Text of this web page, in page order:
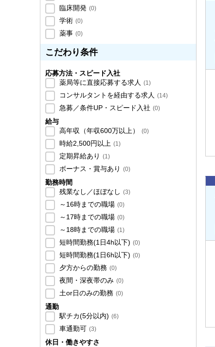
臨床開発 (0)
学術 (0)
薬事 (0)
こだわり条件
応募方法・スピード入社
薬局等に直接応募する求人 (1)
コンサルタントを経由する求人 (14)
急募／条件UP・スピード入社 (0)
給与
高年収（年収600万以上）
(0)
時給2,500円以上 (1)
定期昇給あり (1)
ボーナス・賞与あり (0)
勤務時間
残業なし／ほぼなし (3)
～16時までの職場 (0)
～17時までの職場 (0)
～18時までの職場 (1)
短時間勤務(1日4h以下) (0)
短時間勤務(1日6h以下) (0)
夕方からの勤務 (0)
夜間・深夜帯のみ (0)
土or日のみの勤務 (0)
通勤
駅チカ(5分以内) (6)
車通勤可 (3)
休日・働きやすさ